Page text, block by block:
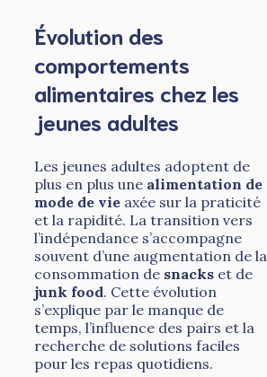
Évolution des
comportements
alimentaires chez les
jeunes adultes
Les jeunes adultes adoptent de
plus en plus une alimentation de
mode de vie axée sur la praticité
et la rapidité. La transition vers
l’indépendance s’accompagne
souvent d’une augmentation de la
consommation de snacks et de
junk food. Cette évolution
s’explique par le manque de
temps, l’influence des pairs et la
recherche de solutions faciles
pour les repas quotidiens.